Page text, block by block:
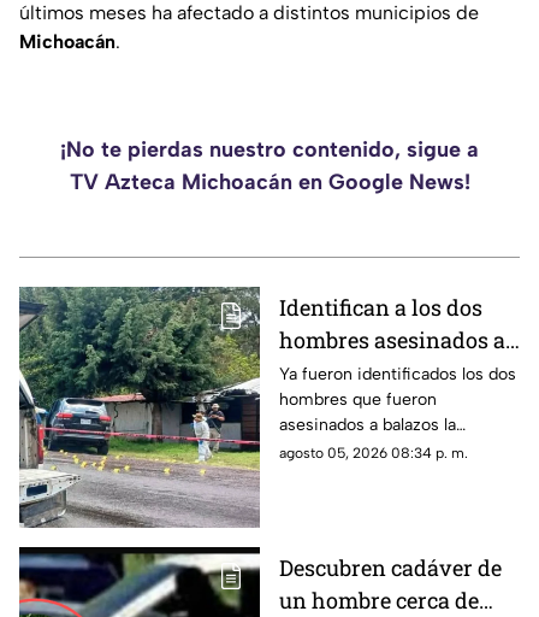
últimos meses ha afectado a distintos municipios de
Michoacán.
¡No te pierdas nuestro contenido, sigue a
TV Azteca Michoacán en Google News!
Identifican a los dos
hombres asesinados a
balazos en Santa Clara
del Cobre
Ya fueron identificados los dos
hombres que fueron
asesinados a balazos la
mañana de este miércoles
municipio de Salvador
Escalante.
agosto 05, 2026 08:34 p. m.
Descubren cadáver de
un hombre cerca de